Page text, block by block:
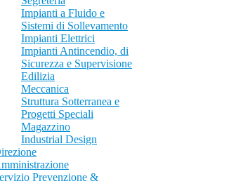
Impianti a Fluido e
Sistemi di Sollevamento
Impianti Elettrici
Impianti Antincendio, di
Sicurezza e Supervisione
Edilizia
Meccanica
Struttura Sotterranea e
Progetti Speciali
Magazzino
Industrial Design
Prevenzione &